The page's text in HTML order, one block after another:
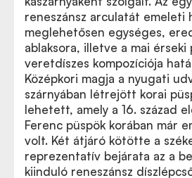
reneszánsz arculatát emeleti
meglehetősen egységes,
ablaksora, illetve a mai érseki
veretdíszes kompozíciója
Középkori magja a nyugati
szárnyában létrejött korai
lehetett, amely a 16. század
Ferenc püspök korában már
volt. Két átjáró kötötte a
reprezentatív bejárata az a
kiinduló reneszánsz